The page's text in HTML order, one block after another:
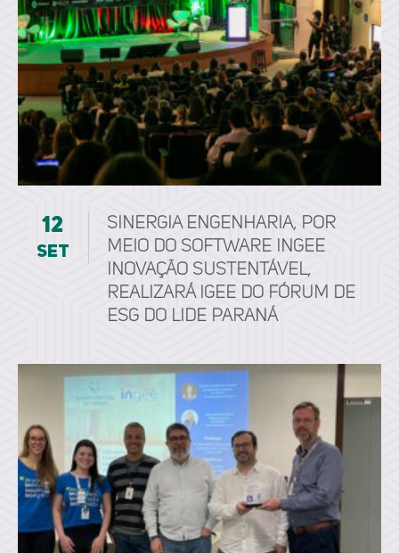
12
set
Sinergia Engenharia, por
meio do software ingee
inovação sustentável,
realizará IGEE do Fórum de
ESG do LIDE Paraná